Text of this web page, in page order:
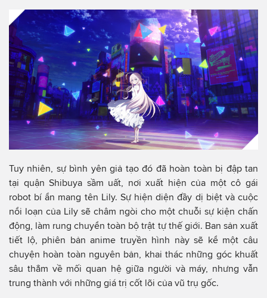
Tuy nhiên, sự bình yên giả tạo đó đã hoàn toàn bị đập tan
tại quận Shibuya sầm uất, nơi xuất hiện của một cô gái
robot bí ẩn mang tên Lily. Sự hiện diện đầy dị biệt và cuộc
nổi loạn của Lily sẽ châm ngòi cho một chuỗi sự kiện chấn
động, làm rung chuyển toàn bộ trật tự thế giới. Ban sản xuất
tiết lộ, phiên bản anime truyền hình này sẽ kể một câu
chuyện hoàn toàn nguyên bản, khai thác những góc khuất
sâu thẳm về mối quan hệ giữa người và máy, nhưng vẫn
trung thành với những giá trị cốt lõi của vũ trụ gốc.